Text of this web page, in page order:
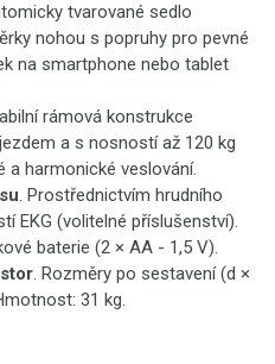
tvarované sedlo
nohou s popruhy pro pevné
na smartphone nebo tablet
rámová konstrukce
a s nosností až 120 kg
a harmonické veslování.
. Prostřednictvím hrudního
EKG (volitelné příslušenství).
baterie (2 × AA - 1,5 V).
. Rozměry po sestavení (d ×
31 kg.